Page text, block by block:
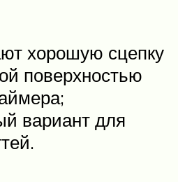
хорошую сцепку
поверхностью
вариант для